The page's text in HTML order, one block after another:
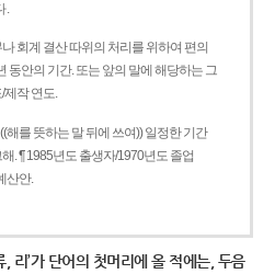
.
나 회계 결산 따위의 처리를 위하여 편의
동안의 기간. 또는 앞의 말에 해당하는 그
제작 연도.
해를 뜻하는 말 뒤에 쓰여)) 일정한 기간
. ¶ 1985년도 출생자/1970년도 졸업
산안.
, 리’가 단어의 첫머리에 올 적에는, 두음